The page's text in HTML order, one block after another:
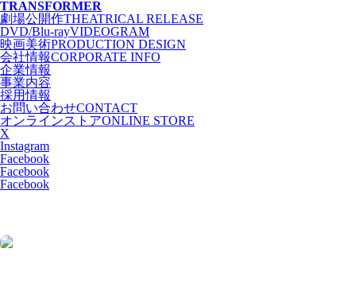
TRANSFORMER
劇場公開作THEATRICAL RELEASE
DVD/Blu-rayVIDEOGRAM
映画美術PRODUCTION DESIGN
会社情報CORPORATE INFO
企業情報
事業内容
採用情報
お問い合わせCONTACT
オンラインストアONLINE STORE
X
Instagram
Facebook
Facebook
Facebook